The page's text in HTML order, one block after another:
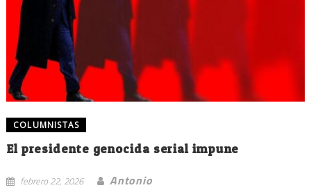
COLUMNISTAS
El presidente genocida serial impune
febrero 22, 2026
Antonio